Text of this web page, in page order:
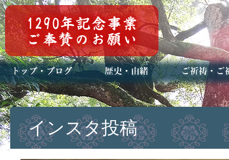
トップページ
ブログ(日々八百万)
お知らせ一覧 歴史・ご祭神
年中行事
メディア掲載 ご祈祷・ご祈
安産祈願
初宮参り
七五三詣
長寿のお祝い
神前結婚式
厄祓い・方位
車のお祓い
地鎮祭
神葬祭（神式
インスタ投稿